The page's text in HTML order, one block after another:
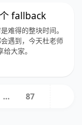
fallback
难得的整块时间。
遇到，今天杜老师
大家。
… 87